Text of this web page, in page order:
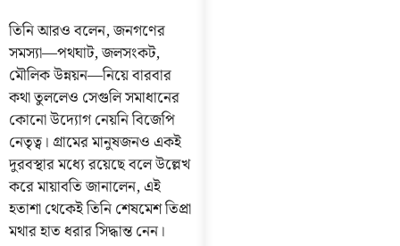
তিনি আরও বলেন, জনগণের
সমস্যা—পথঘাট, জলসংকট,
মৌলিক উন্নয়ন—নিয়ে বারবার
কথা তুললেও সেগুলি সমাধানের
কোনো উদ্যোগ নেয়নি বিজেপি
নেতৃত্ব। গ্রামের মানুষজনও একই
দুরবস্থার মধ্যে রয়েছে বলে উল্লেখ
করে মায়াবতি জানালেন, এই
হতাশা থেকেই তিনি শেষমেশ তিপ্রা
মথার হাত ধরার সিদ্ধান্ত নেন।